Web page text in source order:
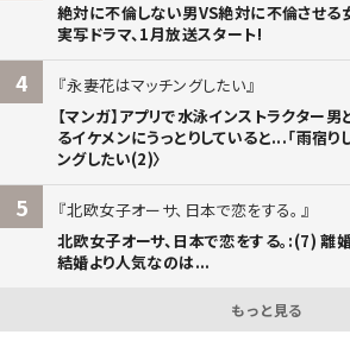
絶対に不倫しない男VS絶対に不倫させる女
実写ドラマ、1月放送スタート!
4
永妻花はマッチングしたい
【マンガ】アプリで水泳インストラクター
るイケメンにうっとりしていると...「雨宿り
ングしたい(2)〉
5
北欧女子オーサ、日本で恋をする。
北欧女子オーサ、日本で恋をする。:(7) 離
結婚より人気なのは...
もっと見る